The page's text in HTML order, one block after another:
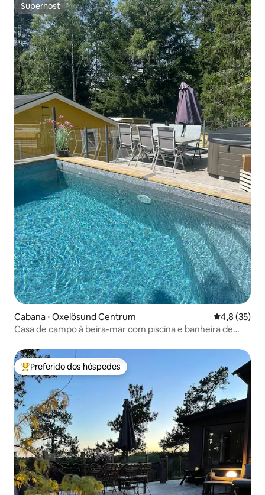
Superhost
Superhost
Cabana ⋅ Oxelösund Centrum 4,8 de uma
4,8 (35)
Casa de campo à beira-mar com piscina e banheira de
Entre os melhores preferidos dos hóspedes
Preferido dos hóspedes